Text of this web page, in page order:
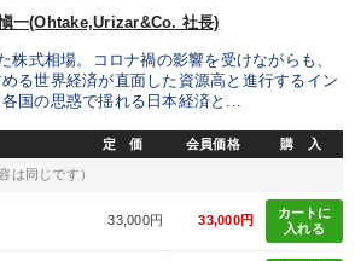
一(Ohtake,Urizar&Co. 社長)
株式相場。コロナ禍の影響を受けながらも、
る世界経済が直面した資源高と進行するイン
国の思惑で揺れる日本経済と...
定 価 会員価格 購 入
は同じです）
33,000円 33,000円
カートに
入れる